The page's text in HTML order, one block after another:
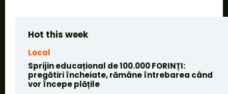
Hot this week
Local
Sprijin educațional de 100.000 FORINȚI:
pregătiri încheiate, rămâne întrebarea când
vor începe plățile